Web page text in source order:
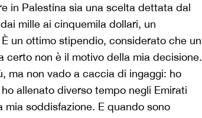
in Palestina sia una scelta dettata dal
mille ai cinquemila dollari, un
un ottimo stipendio, considerato che un
certo non è il motivo della mia decisione.
ma non vado a caccia di ingaggi: ho
allenato diverso tempo negli Emirati
soddisfazione. E quando sono